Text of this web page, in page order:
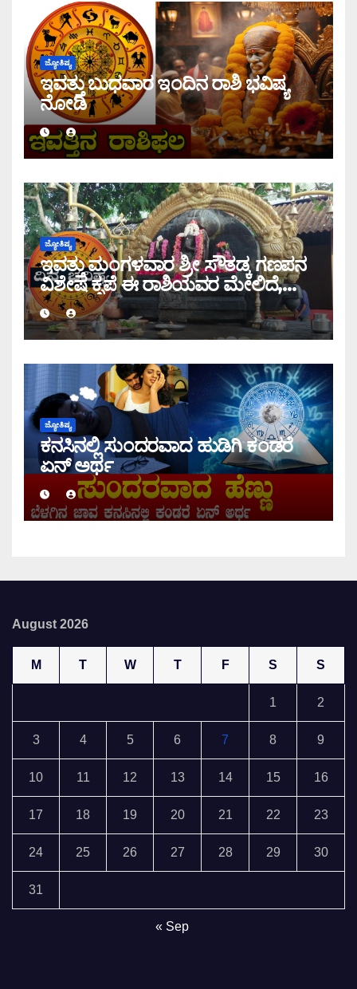
ಜ್ಯೋತಿಷ್ಯ
ಇವತ್ತು ಬುಧವಾರ ಇಂದಿನ ರಾಶಿ ಭವಿಷ್ಯ
ನೋಡಿ
ಜ್ಯೋತಿಷ್ಯ
ಇವತ್ತು ಮಂಗಳವಾರ ಶ್ರೀ ಸೌತಡ್ಕ ಗಣಪನ
ವಿಶೇಷ ಕೃಪೆ ಈ ರಾಶಿಯವರ ಮೇಲಿದೆ,
ಇಂದಿನ ರಾಶಿ ಭವಿಷ್ಯ ತಿಳಿಯಿರಿ
ಜ್ಯೋತಿಷ್ಯ
ಕನಸಿನಲ್ಲಿ ಸುಂದರವಾದ ಹುಡಿಗಿ ಕಂಡರೆ
ಏನ್ ಅರ್ಥ
August 2026
M T W T F S S
1 2
3 4 5 6 7 8 9
10 11 12 13 14 15 16
17 18 19 20 21 22 23
24 25 26 27 28 29 30
31
« Sep